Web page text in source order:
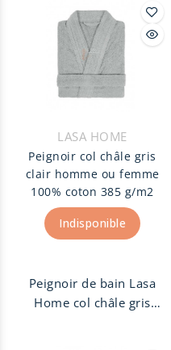
femme, 100% coton
peigné 385 g/m2.
Peignoir unisexe
finition col Châle avec
ceinture et deux
LASA HOME
Peignoir col châle gris
clair homme ou femme
100% coton 385 g/m2
Indisponible
Peignoir de bain Lasa
Home col châle gris